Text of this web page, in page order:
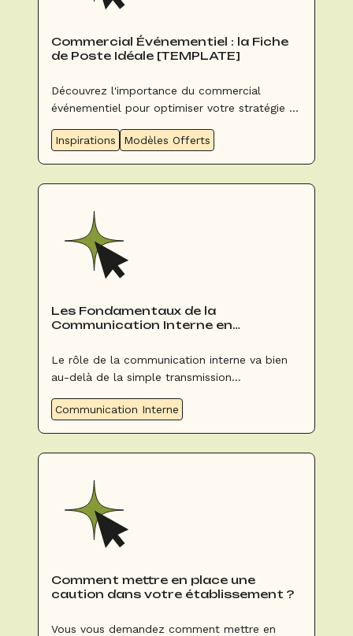
Commercial Événementiel : la Fiche
de Poste Idéale [TEMPLATE]
Découvrez l'importance du commercial
événementiel pour optimiser votre stratégie et
connaître ses compétences, ses missions et
talents pour votre entreprise.
Inspirations Modèles Offerts
Les Fondamentaux de la
Communication Interne en
Le rôle de la communication interne va bien
au-delà de la simple transmission
communication interne négligée peut
Communication Interne
Comment mettre en place une
caution dans votre établissement ?
Vous vous demandez comment mettre en